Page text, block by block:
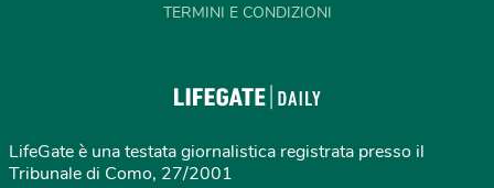
TERMINI E CONDIZIONI
LifeGate è una testata giornalistica registrata presso il
Tribunale di Como, 27/2001